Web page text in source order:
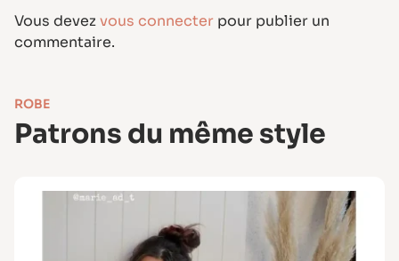
Vous devezvous connecter pour publier un
commentaire.
ROBE
Patrons du même style